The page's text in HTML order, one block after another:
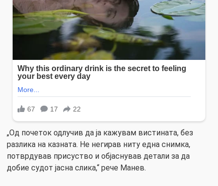
„Од почеток одлучив да ја кажувам вистината, без
разлика на казната. Не негирав ниту една снимка,
потврдував присуство и објаснував детали за да
добие судот јасна слика,“ рече Манев.